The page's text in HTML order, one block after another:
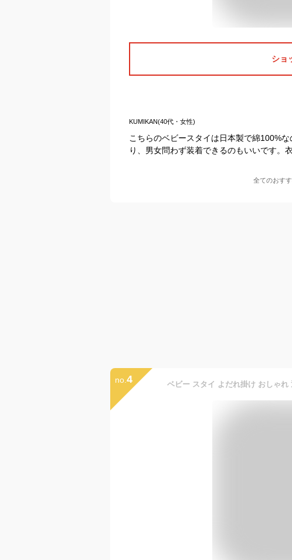
ショ
KUMIKAN(40代・女性)
こちらのベビースタイは日本製で綿100%
り、男女問わず装着できるのもいいです。
全てのおす
no. 4